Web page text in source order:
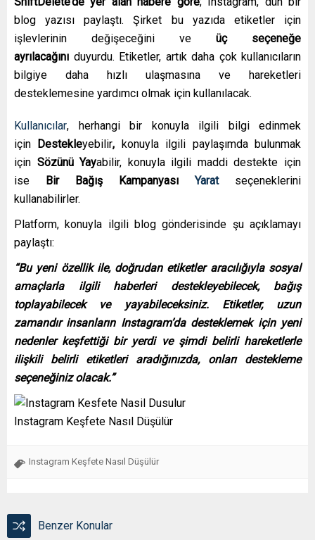
blog yazısı paylaştı. Şirket bu yazıda etiketler için
işlevlerinin değişeceğini ve üç seçeneğe
ayrılacağını duyurdu. Etiketler, artık daha çok kullanıcıların
bilgiye daha hızlı ulaşmasına ve hareketleri
desteklemesine yardımcı olmak için kullanılacak.
Kullanıcılar, herhangi bir konuyla ilgili bilgi edinmek
için Destekleyebilir, konuyla ilgili paylaşımda bulunmak
için Sözünü Yayabilir, konuyla ilgili maddi destekte için
ise Bir Bağış KampanyasıYarat seçeneklerini
kullanabilirler.
Platform, konuyla ilgili blog gönderisinde şu açıklamayı
paylaştı:
“Bu yeni özellik ile, doğrudan etiketler aracılığıyla sosyal
amaçlarla ilgili haberleri destekleyebilecek, bağış
toplayabilecek ve yayabileceksiniz. Etiketler, uzun
zamandır insanların Instagram’da desteklemek için yeni
nedenler keşfettiği bir yerdi ve şimdi belirli hareketlerle
ilişkili belirli etiketleri aradığınızda, onları destekleme
seçeneğiniz olacak.”
Instagram Keşfete Nasıl Düşülür
Instagram Keşfete Nasıl Düşülür
Benzer Konular